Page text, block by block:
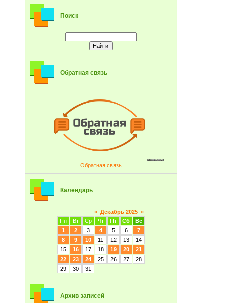
Поиск
Обратная связь
Обратная связь
Календарь
« Декабрь 2025 »
Пн
Вт Ср Чт Пт Сб
Вс
1
2 3 4 5 6
7
8
9 10 11 12 13
14
15
16 17 18 19 20
21
22
23 24 25 26 27
28
29
30 31
Архив записей